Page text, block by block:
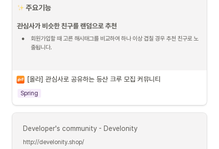
기술적 의사결정
주요기능
관심사가 비슷한 친구를 랜덤으로 추천
•
회원가입할 때 고른 해시태그를 비교하여 하나 이상 겹칠 경우 추천 친구로 노
출됩니다.
동적쿼리와 해시태그를 이용한 게시글 조회
•
산 높이, 점수, 추천계절, 해시태그 등 다양한 조건으로 필터링 조회를 구현했습
[올라] 관심사로 공유하는 등산 크루 모집 커뮤니티
Spring
Developer's community - Develonity
http://develonity.shop/